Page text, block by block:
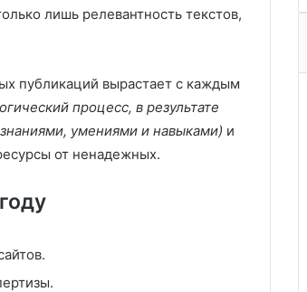
лишь релевантность текстов,
публикаций вырастает с каждым
процесс, в результате
умениями и навыками) и
от ненадежных.